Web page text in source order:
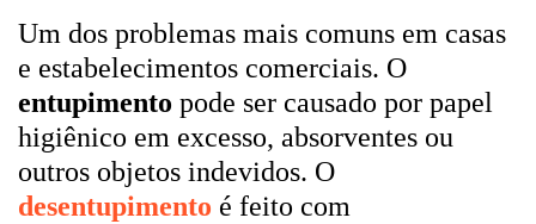
Um dos problemas mais comuns em casas
e estabelecimentos comerciais. O
entupimento pode ser causado por papel
higiênico em excesso, absorventes ou
outros objetos indevidos. O
desentupimento é feito com